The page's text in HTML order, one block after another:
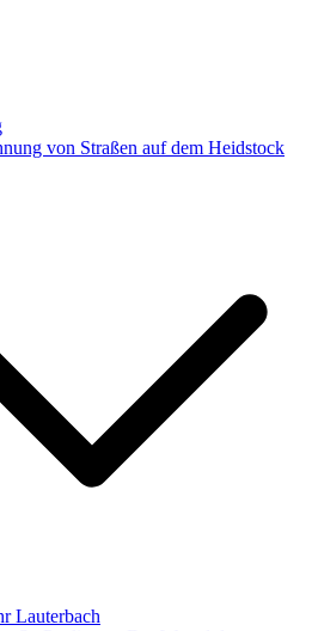
von Straßen auf dem Heidstock
Lauterbach